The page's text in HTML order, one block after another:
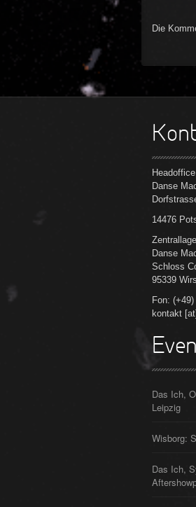
Die
Danse
14476
Danse
Schloss
95339
Fon:
kontakt
Das Ich,
Leipzig
Wisborg:
Das Ich,